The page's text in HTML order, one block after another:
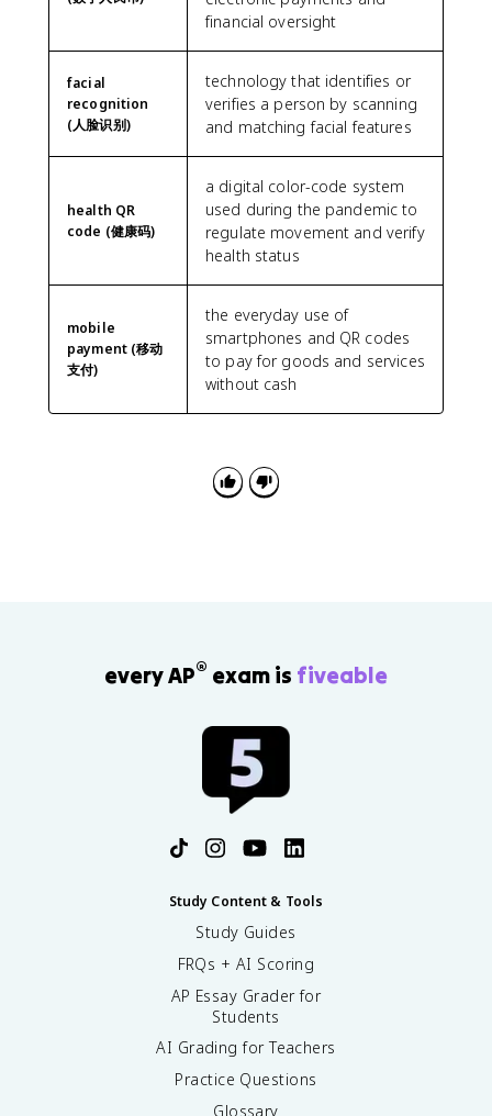
financial oversight
facial
recognition
(人脸识别)
technology that identifies or
verifies a person by scanning
and matching facial features
health QR
code (健康码)
a digital color-code system
used during the pandemic to
regulate movement and verify
health status
mobile
payment (移动
支付)
the everyday use of
smartphones and QR codes
to pay for goods and services
without cash
every AP® exam is fiveable
Study Content & Tools
Study Guides
FRQs + AI Scoring
AP Essay Grader for
Students
AI Grading for Teachers
Practice Questions
Glossary